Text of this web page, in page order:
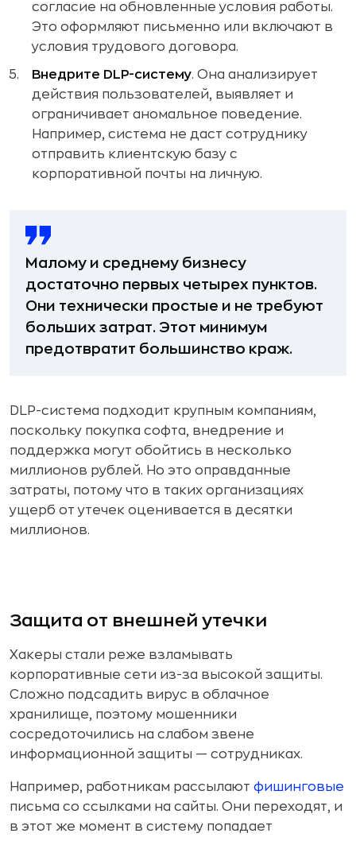
согласие на обновленные условия работы.
Это оформляют письменно или включают в
условия трудового договора.
Внедрите DLP-систему. Она анализирует
действия пользователей, выявляет и
ограничивает аномальное поведение.
Например, система не даст сотруднику
отправить клиентскую базу с
корпоративной почты на личную.
Малому и среднему бизнесу
достаточно первых четырех пунктов.
Они технически простые и не требуют
больших затрат. Этот минимум
предотвратит большинство краж.
DLP-система подходит крупным компаниям,
поскольку покупка софта, внедрение и
поддержка могут обойтись в несколько
миллионов рублей. Но это оправданные
затраты, потому что в таких организациях
ущерб от утечек оценивается в десятки
миллионов.
Защита от внешней утечки
Хакеры стали реже взламывать
корпоративные сети из-за высокой защиты.
Сложно подсадить вирус в облачное
хранилище, поэтому мошенники
сосредоточились на слабом звене
информационной защиты — сотрудниках.
Например, работникам рассылают фишинговые
письма со ссылками на сайты. Они переходят, и
в этот же момент в систему попадает